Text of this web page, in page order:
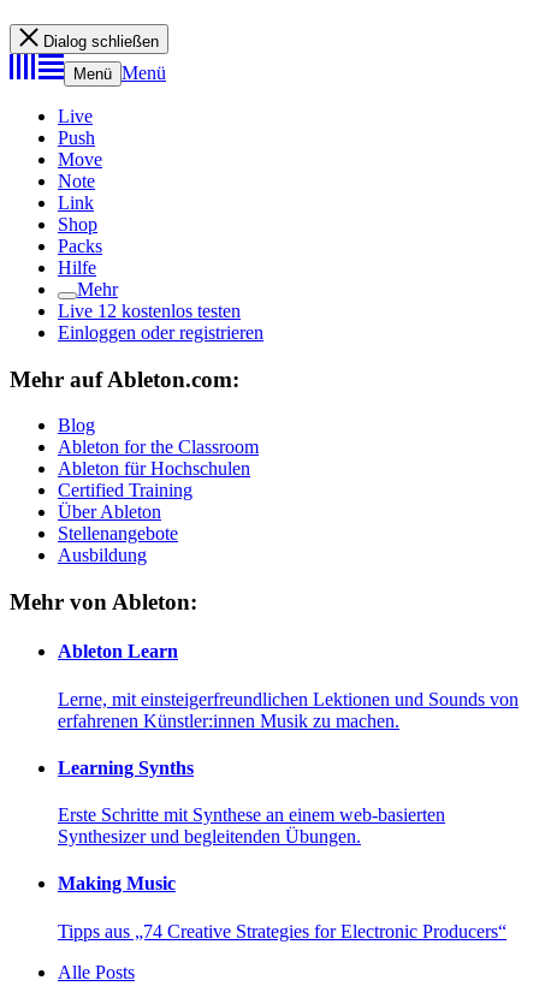
Dialog schließen
Menü Menü
Live
Push
Move
Note
Link
Shop
Packs
Hilfe
Mehr
Live 12 kostenlos testen
Einloggen oder registrieren
Mehr auf Ableton.com:
Blog
Ableton for the Classroom
Ableton für Hochschulen
Certified Training
Über Ableton
Stellenangebote
Ausbildung
Mehr von Ableton:
Ableton Learn
Lerne, mit einsteigerfreundlichen Lektionen und Sounds von
erfahrenen Künstler:innen Musik zu machen.
Learning Synths
Erste Schritte mit Synthese an einem web-basierten
Synthesizer und begleitenden Übungen.
Making Music
Tipps aus „74 Creative Strategies for Electronic Producers“
Alle Posts